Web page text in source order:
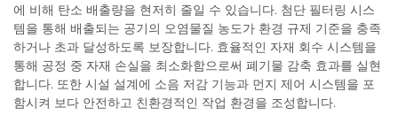
에 비해 탄소 배출량을 현저히 줄일 수 있습니다. 첨단 필터링 시스
템을 통해 배출되는 공기의 오염물질 농도가 환경 규제 기준을 충족
하거나 초과 달성하도록 보장합니다. 효율적인 자재 회수 시스템을
통해 공정 중 자재 손실을 최소화함으로써 폐기물 감축 효과를 실현
합니다. 또한 시설 설계에 소음 저감 기능과 먼지 제어 시스템을 포
함시켜 보다 안전하고 친환경적인 작업 환경을 조성합니다.